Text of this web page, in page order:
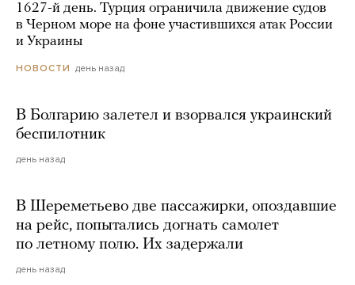
1627-й день. Турция ограничила движение судов
в Черном море на фоне участившихся атак России
и Украины
НОВОСТИ день назад
В Болгарию залетел и взорвался украинский
беспилотник
день назад
В Шереметьево две пассажирки, опоздавшие
на рейс, попытались догнать самолет
по летному полю. Их задержали
день назад